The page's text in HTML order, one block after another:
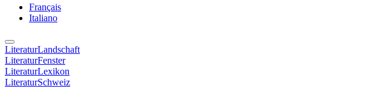
Français
Italiano
LiteraturLandschaft
LiteraturFenster
LiteraturLexikon
LiteraturSchweiz